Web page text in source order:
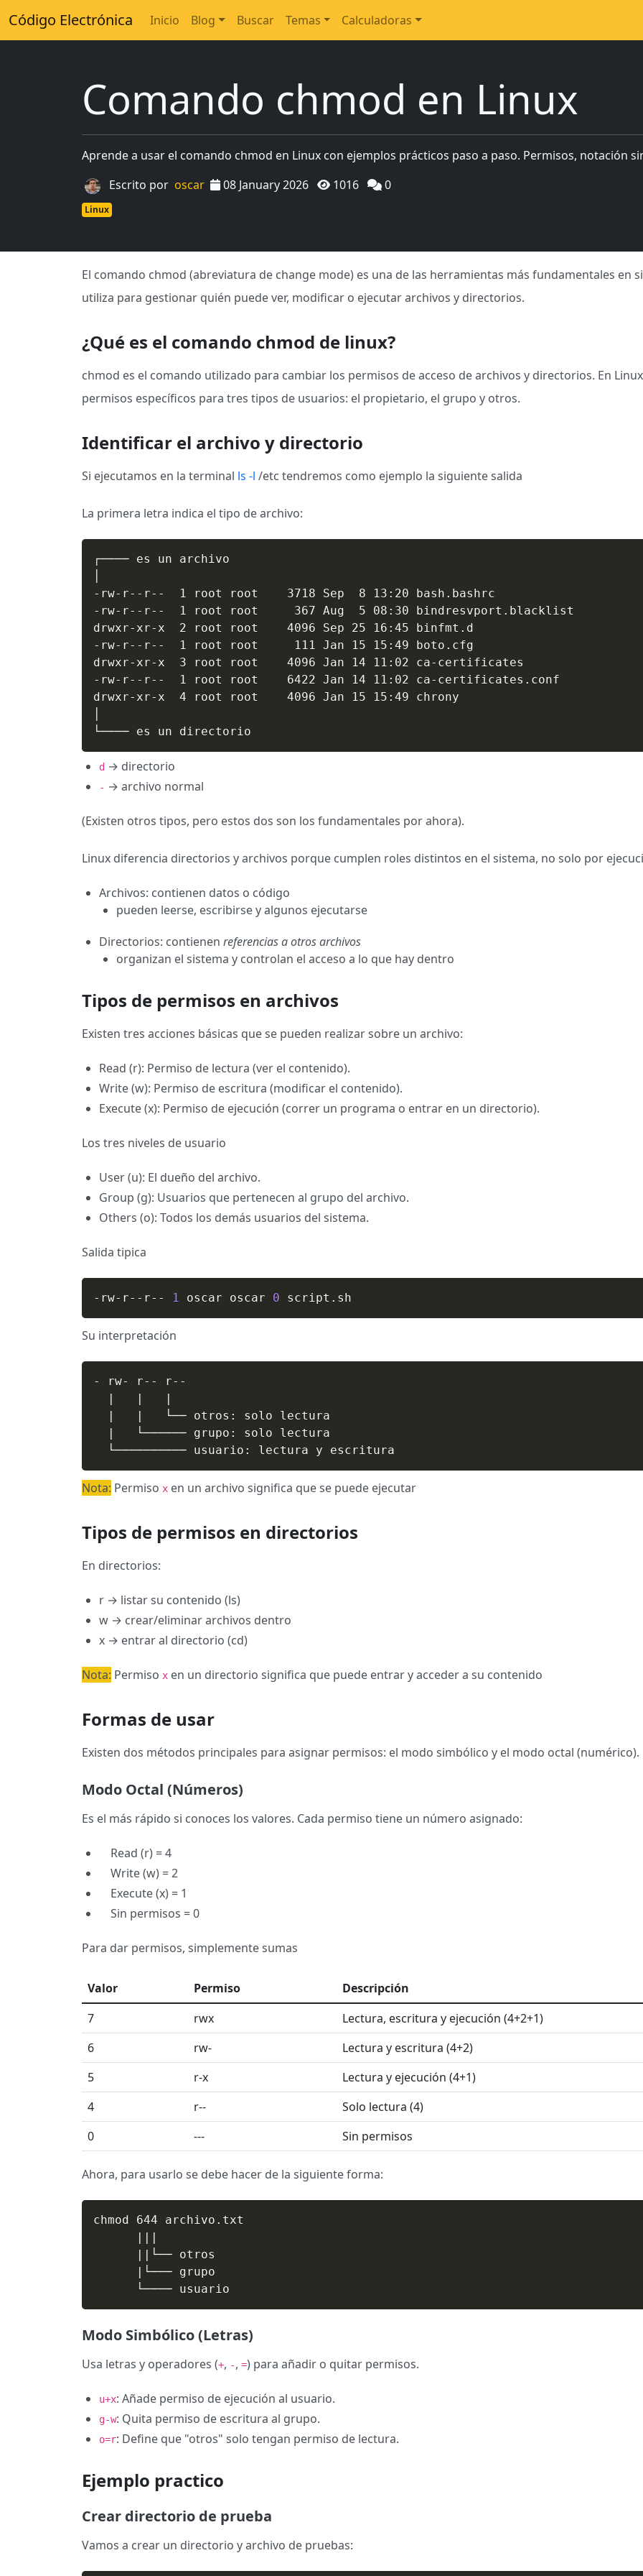
Código Electrónica Inicio Blog Buscar Temas Calculadoras
Comando chmod en Linux
Aprende a usar el comando chmod en Linux con ejemplos prácticos paso a paso. Permisos, notación
Escrito por oscar 08 January 2026 1016 0
Linux
El comando chmod (abreviatura de change mode) es una de las herramientas más fundamentales en
utiliza para gestionar quién puede ver, modificar o ejecutar archivos y directorios.
¿Qué es el comando chmod de linux?
chmod es el comando utilizado para cambiar los permisos de acceso de archivos y directorios. En
permisos específicos para tres tipos de usuarios: el propietario, el grupo y otros.
Identificar el archivo y directorio
Si ejecutamos en la terminal ls -l /etc tendremos como ejemplo la siguiente salida
La primera letra indica el tipo de archivo:
┌──── es un archivo
-rw-r--r--  1 root root    3718 Sep  8 13:20 bash.bashrc
-rw-r--r--  1 root root     367 Aug  5 08:30 bindresvport.blacklist
drwxr-xr-x  2 root root    4096 Sep 25 16:45 binfmt.d
-rw-r--r--  1 root root     111 Jan 15 15:49 boto.cfg
drwxr-xr-x  3 root root    4096 Jan 14 11:02 ca-certificates
-rw-r--r--  1 root root    6422 Jan 14 11:02 ca-certificates.conf
drwxr-xr-x  4 root root    4096 Jan 15 15:49 chrony
└──── es un directorio
d → directorio
- → archivo normal
(Existen otros tipos, pero estos dos son los fundamentales por ahora).
Linux diferencia directorios y archivos porque cumplen roles distintos en el sistema, no solo por
Archivos: contienen datos o código
pueden leerse, escribirse y algunos ejecutarse
Directorios: contienen referencias a otros archivos
organizan el sistema y controlan el acceso a lo que hay dentro
Tipos de permisos en archivos
Existen tres acciones básicas que se pueden realizar sobre un archivo:
Read (r): Permiso de lectura (ver el contenido).
Write (w): Permiso de escritura (modificar el contenido).
Execute (x): Permiso de ejecución (correr un programa o entrar en un directorio).
Los tres niveles de usuario
User (u): El dueño del archivo.
Group (g): Usuarios que pertenecen al grupo del archivo.
Others (o): Todos los demás usuarios del sistema.
Salida tipica
-rw-r--r-- 1 oscar oscar 0 script.sh
Su interpretación
- rw- r-- r--
|
|
|
|
|
   └── otros: solo lectura
|
   └────── grupo: solo lectura
  └────────── usuario: lectura y escritura
Nota: Permiso x en un archivo significa que se puede ejecutar
Tipos de permisos en directorios
En directorios:
r → listar su contenido (ls)
w → crear/eliminar archivos dentro
x → entrar al directorio (cd)
Nota: Permiso x en un directorio significa que puede entrar y acceder a su contenido
Formas de usar
Existen dos métodos principales para asignar permisos: el modo simbólico y el modo octal (numérico).
Modo Octal (Números)
Es el más rápido si conoces los valores. Cada permiso tiene un número asignado:
Read (r) = 4
Write (w) = 2
Execute (x) = 1
Sin permisos = 0
Para dar permisos, simplemente sumas
Valor Permiso
Descripción
7
rwx
Lectura, escritura y ejecución (4+2+1)
6
rw-
Lectura y escritura (4+2)
5
r-x
Lectura y ejecución (4+1)
4
r--
Solo lectura (4)
0
--- Sin permisos
Ahora, para usarlo se debe hacer de la siguiente forma:
chmod 644 archivo.txt
      |||
      ||└── otros
      |└─── grupo
      └──── usuario
Modo Simbólico (Letras)
Usa letras y operadores (+, -, =) para añadir o quitar permisos.
u+x: Añade permiso de ejecución al usuario.
g-w: Quita permiso de escritura al grupo.
o=r: Define que "otros" solo tengan permiso de lectura.
Ejemplo practico
Crear directorio de prueba
Vamos a crear un directorio y archivo de pruebas: